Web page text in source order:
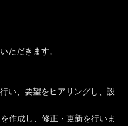
ただきます。
い、要望をヒアリングし、設
作成し、修正・更新を行いま